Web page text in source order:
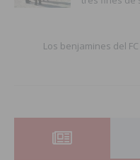
Los benjamines del